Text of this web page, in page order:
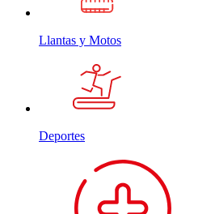
Llantas y Motos
Deportes